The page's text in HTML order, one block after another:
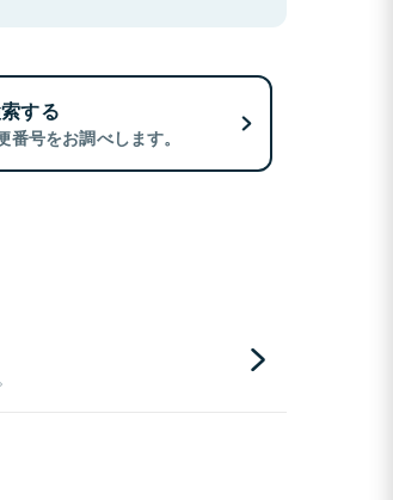
する
号をお調べします。